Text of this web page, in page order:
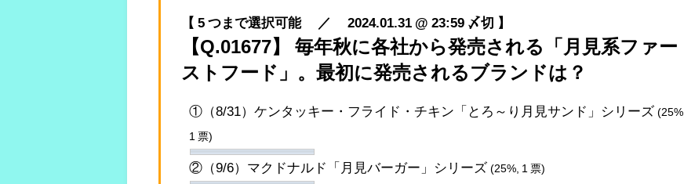
【 5 つまで選択可能 ／ 2024.01.31 @ 23:59 〆切 】
【Q.01677】 毎年秋に各社から発売される「月見系ファー
ストフード」。最初に発売されるブランドは？
①（8/31）ケンタッキー・フライド・チキン「とろ～り月見サンド」シリーズ (25%,
1 票)
②（9/6）マクドナルド「月見バーガー」シリーズ (25%, 1 票)